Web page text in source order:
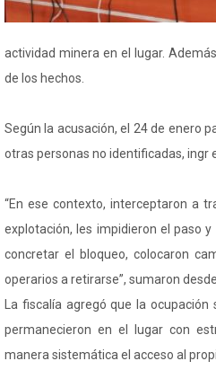
actividad minera en el lugar.
de los hechos.
Según la acusación, el 24 de enero
otras personas no identificadas, ingr
“En ese contexto, interceptaron a
explotación, les impidieron el paso
concretar el bloqueo, colocaron
operarios a retirarse”, sumaron
La fiscalía agregó que la
permanecieron en el lugar con
manera sistemática el acceso al